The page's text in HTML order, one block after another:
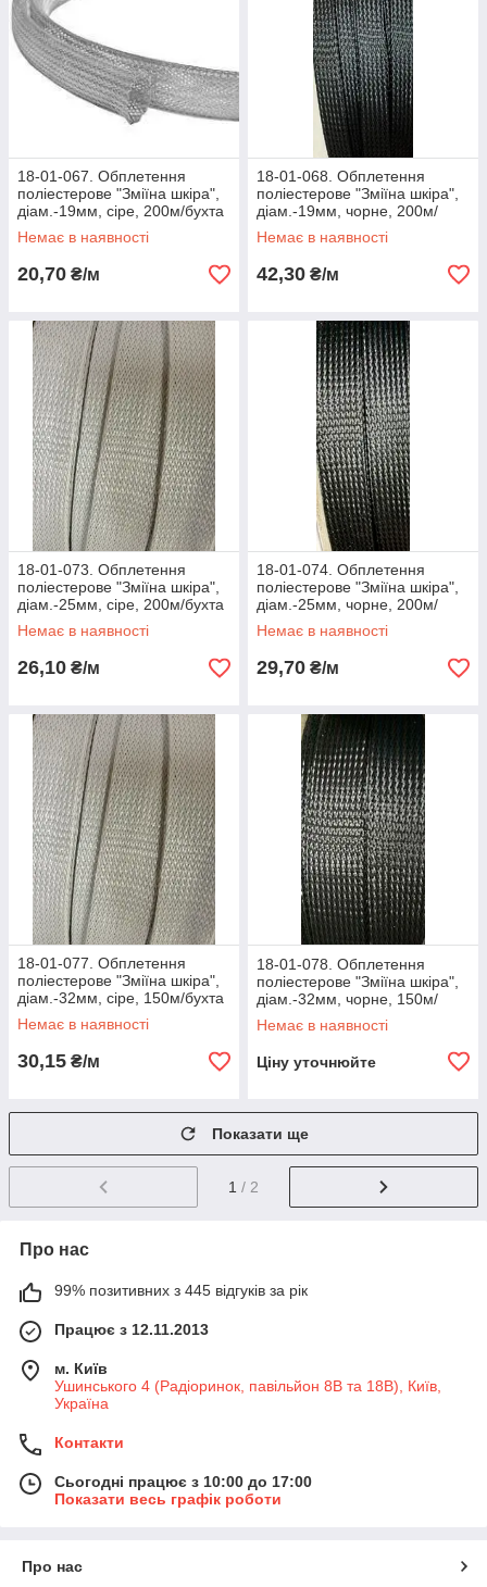
18-01-067. Обплетення
поліестерове "Зміїна шкіра",
діам.-19мм, сіре, 200м/бухта
Немає в наявності
20,70 ₴/м
18-01-068. Обплетення
поліестерове "Зміїна шкіра",
діам.-19мм, чорне, 200м/
бухта
Немає в наявності
42,30 ₴/м
18-01-073. Обплетення
поліестерове "Зміїна шкіра",
діам.-25мм, сіре, 200м/бухта
Немає в наявності
26,10 ₴/м
18-01-074. Обплетення
поліестерове "Зміїна шкіра",
діам.-25мм, чорне, 200м/
бухта
Немає в наявності
29,70 ₴/м
18-01-077. Обплетення
поліестерове "Зміїна шкіра",
діам.-32мм, сіре, 150м/бухта
Немає в наявності
30,15 ₴/м
18-01-078. Обплетення
поліестерове "Зміїна шкіра",
діам.-32мм, чорне, 150м/
бухта
Немає в наявності
Ціну уточнюйте
Показати ще
1 / 2
Про нас
99% позитивних з 445 відгуків за рік
Працює з 12.11.2013
м. Київ
Ушинського 4 (Радіоринок, павільйон 8В та 18В), Київ,
Україна
Контакти
Сьогодні працює з 10:00 до 17:00
Показати весь графік роботи
Про нас